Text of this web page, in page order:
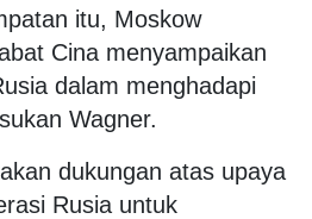
itu, Moskow
Cina menyampaikan
dalam menghadapi
Wagner.
dukungan atas upaya
Rusia untuk